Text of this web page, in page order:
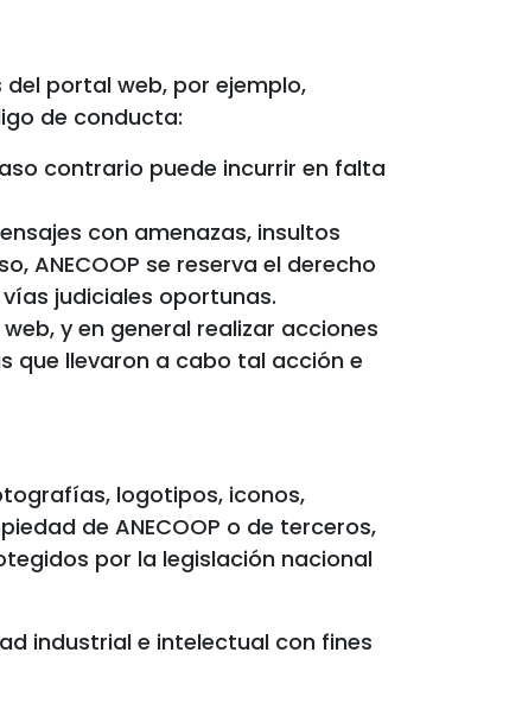
portal web, por ejemplo,
de conducta:
caso contrario puede incurrir en falta
mensajes con amenazas, insultos
ANECOOP se reserva el derecho
judiciales oportunas.
web, y en general realizar acciones
que llevaron a cabo tal acción e
logotipos, iconos,
de ANECOOP o de terceros,
por la legislación nacional
industrial e intelectual con fines